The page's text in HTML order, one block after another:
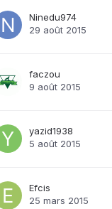
Ninedu974
29 août 2015
faczou
9 août 2015
yazid1938
5 août 2015
Efcis
25 mars 2015